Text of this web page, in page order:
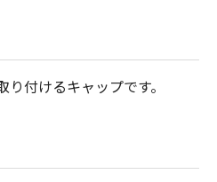
付けるキャップです。